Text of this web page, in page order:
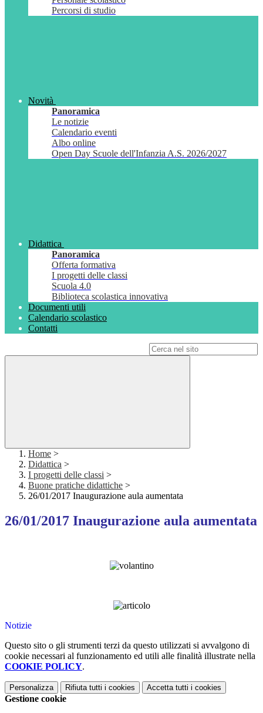
Percorsi di studio
Novità
Panoramica
Le notizie
Calendario eventi
Albo online
Open Day Scuole dell'Infanzia A.S. 2026/2027
Didattica
Panoramica
Offerta formativa
I progetti delle classi
Scuola 4.0
Biblioteca scolastica innovativa
Documenti utili
Calendario scolastico
Contatti
Home >
Didattica >
I progetti delle classi >
Buone pratiche didattiche >
26/01/2017 Inaugurazione aula aumentata
26/01/2017 Inaugurazione aula aumentata
Notizie
Questo sito o gli strumenti terzi da questo utilizzati si avvalgono di
cookie necessari al funzionamento ed utili alle finalità illustrate nella
COOKIE POLICY.
Personalizza Rifiuta tutti i cookies Accetta tutti i cookies
Gestione cookie